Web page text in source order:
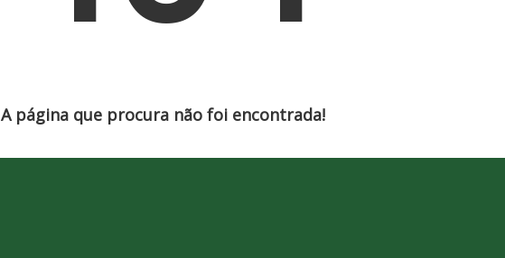
A página que procura não foi encontrada!